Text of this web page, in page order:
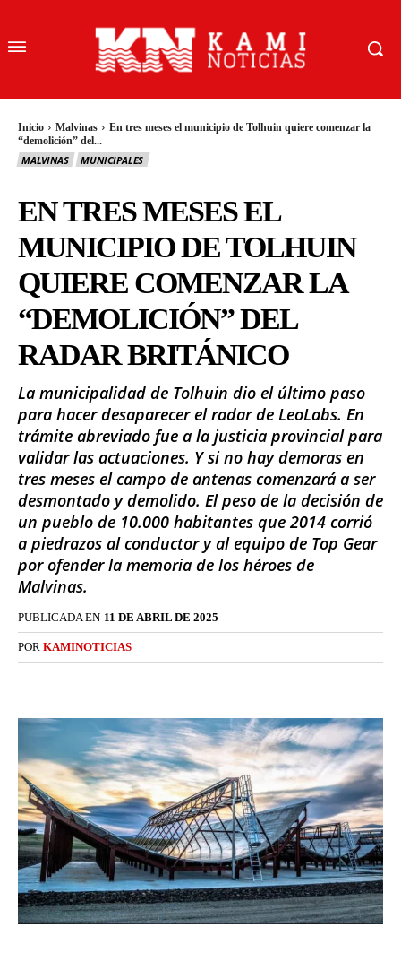
Inicio Malvinas
En tres meses el municipio de Tolhuin quiere comenzar la
“demolición” del...
MALVINAS MUNICIPALES
EN TRES MESES EL
MUNICIPIO DE TOLHUIN
QUIERE COMENZAR LA
“DEMOLICIÓN” DEL
RADAR BRITÁNICO
La municipalidad de Tolhuin dio el último paso
para hacer desaparecer el radar de LeoLabs. En
trámite abreviado fue a la justicia provincial para
validar las actuaciones. Y si no hay demoras en
tres meses el campo de antenas comenzará a ser
desmontado y demolido. El peso de la decisión de
un pueblo de 10.000 habitantes que 2014 corrió
a piedrazos al conductor y al equipo de Top Gear
por ofender la memoria de los héroes de
Malvinas.
PUBLICADA EN 11 DE ABRIL DE 2025
POR KAMINOTICIAS